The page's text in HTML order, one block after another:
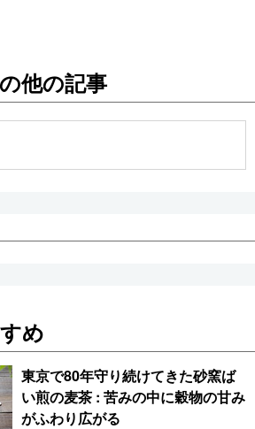
他の記事
め
東京で80年守り続けてきた砂窯ば
い煎の麦茶 : 苦みの中に穀物の甘み
がふわり広がる